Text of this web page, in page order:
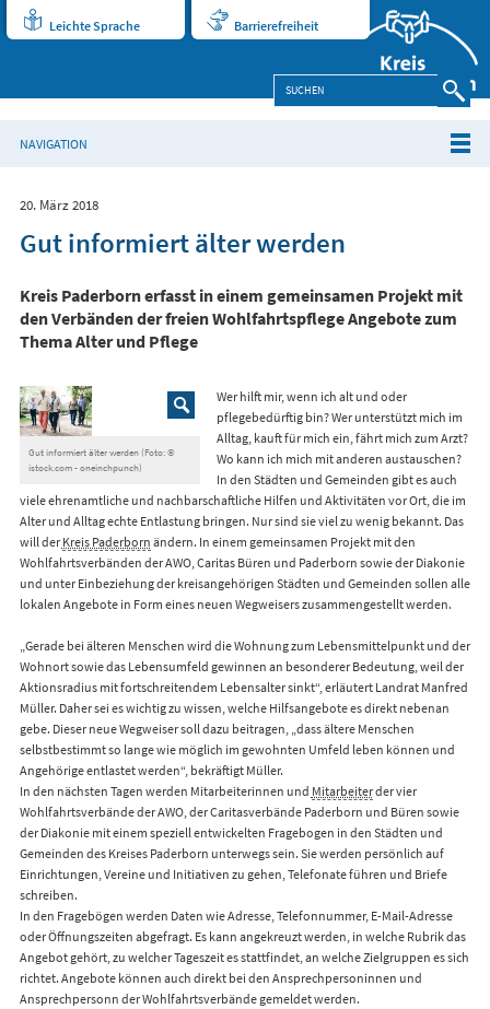
Leichte Sprache Barrierefreiheit
NAVIGATION
20. März 2018
Gut informiert älter werden
Kreis Paderborn erfasst in einem gemeinsamen Projekt mit
den Verbänden der freien Wohlfahrtspflege Angebote zum
Thema Alter und Pflege
Gut informiert älter werden (Foto: ©
istock.com - oneinchpunch)
Wer hilft mir, wenn ich alt und oder
pflegebedürftig bin? Wer unterstützt mich im
Alltag, kauft für mich ein, fährt mich zum Arzt?
Wo kann ich mich mit anderen austauschen?
In den Städten und Gemeinden gibt es auch
viele ehrenamtliche und nachbarschaftliche Hilfen und Aktivitäten vor Ort, die im
Alter und Alltag echte Entlastung bringen. Nur sind sie viel zu wenig bekannt. Das
will der Kreis Paderborn ändern. In einem gemeinsamen Projekt mit den
Wohlfahrtsverbänden der AWO, Caritas Büren und Paderborn sowie der Diakonie
und unter Einbeziehung der kreisangehörigen Städten und Gemeinden sollen alle
lokalen Angebote in Form eines neuen Wegweisers zusammengestellt werden.
„Gerade bei älteren Menschen wird die Wohnung zum Lebensmittelpunkt und der
Wohnort sowie das Lebensumfeld gewinnen an besonderer Bedeutung, weil der
Aktionsradius mit fortschreitendem Lebensalter sinkt“, erläutert Landrat Manfred
Müller. Daher sei es wichtig zu wissen, welche Hilfsangebote es direkt nebenan
gebe. Dieser neue Wegweiser soll dazu beitragen, „dass ältere Menschen
selbstbestimmt so lange wie möglich im gewohnten Umfeld leben können und
Angehörige entlastet werden“, bekräftigt Müller.
In den nächsten Tagen werden Mitarbeiterinnen und Mitarbeiterder vier
Wohlfahrtsverbände der AWO, der Caritasverbände Paderborn und Büren sowie
der Diakonie mit einem speziell entwickelten Fragebogen in den Städten und
Gemeinden des Kreises Paderborn unterwegs sein. Sie werden persönlich auf
Einrichtungen, Vereine und Initiativen zu gehen, Telefonate führen und Briefe
schreiben.
In den Fragebögen werden Daten wie Adresse, Telefonnummer, E-Mail-Adresse
oder Öffnungszeiten abgefragt. Es kann angekreuzt werden, in welche Rubrik das
Angebot gehört, zu welcher Tageszeit es stattfindet, an welche Zielgruppen es sich
richtet. Angebote können auch direkt bei den Ansprechpersoninnen und
Ansprechpersonn der Wohlfahrtsverbände gemeldet werden.